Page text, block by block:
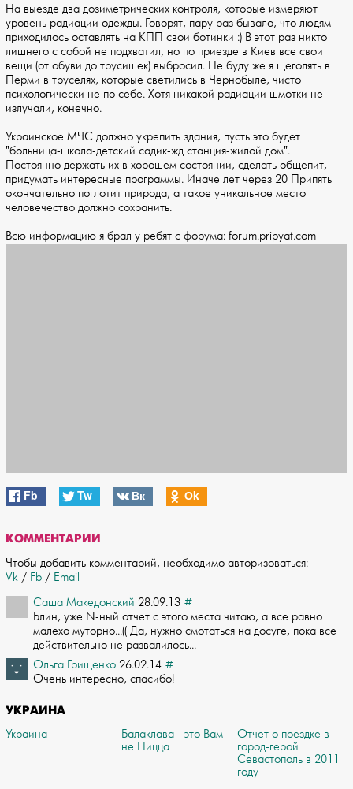
На выезде два дозиметрических контроля, которые измеряют
уровень радиации одежды. Говорят, пару раз бывало, что людям
приходилось оставлять на КПП свои ботинки :) В этот раз никто
лишнего с собой не подхватил, но по приезде в Киев все свои
вещи (от обуви до трусишек) выбросил. Не буду же я щеголять в
Перми в труселях, которые светились в Чернобыле, чисто
психологически не по себе. Хотя никакой радиации шмотки не
излучали, конечно.
Украинское МЧС должно укрепить здания, пусть это будет
"больница-школа-детский садик-жд станция-жилой дом".
Постоянно держать их в хорошем состоянии, сделать общепит,
придумать интересные программы. Иначе лет через 20 Припять
окончательно поглотит природа, а такое уникальное место
человечество должно сохранить.
Всю информацию я брал у ребят с форума: forum.pripyat.com
Fb Tw Вк Оk
КОММЕНТАРИИ
Чтобы добавить комментарий, необходимо авторизоваться:
Vk / Fb / Email
Саша Македонский 28.09.13 #
Блин, уже N-ный отчет с этого места читаю, а все равно
малехо муторно...(( Да, ну­жно смотаться на досуге, пока все
действительно не развалилось...
Ольга Грищенко 26.02.14 #
Очень интересно, спасибо!
УКРАИНА
Украина
Балаклава - это Вам
не Ницца
Отчет о поездке в
город-герой
Севастополь в 2011
году